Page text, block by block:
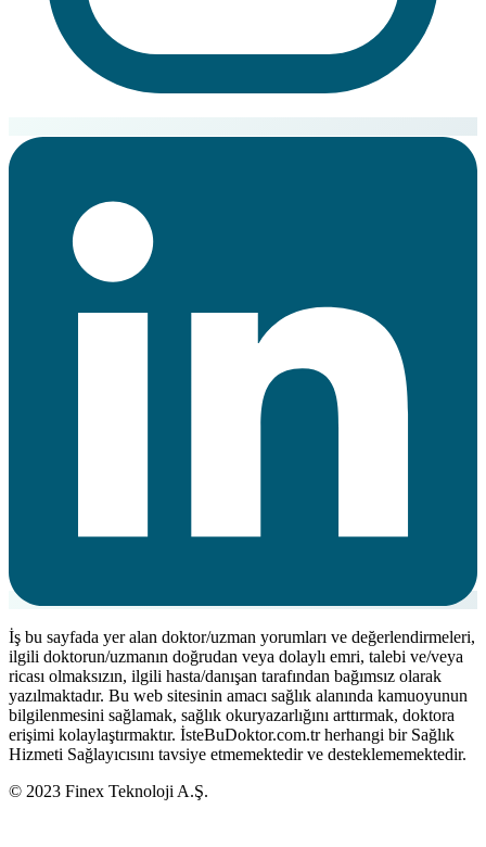
İş bu sayfada yer alan doktor/uzman yorumları ve değerlendirmeleri,
ilgili doktorun/uzmanın doğrudan veya dolaylı emri, talebi ve/veya
ricası olmaksızın, ilgili hasta/danışan tarafından bağımsız olarak
yazılmaktadır. Bu web sitesinin amacı sağlık alanında kamuoyunun
bilgilenmesini sağlamak, sağlık okuryazarlığını arttırmak, doktora
erişimi kolaylaştırmaktır. İsteBuDoktor.com.tr herhangi bir Sağlık
Hizmeti Sağlayıcısını tavsiye etmemektedir ve desteklememektedir.
© 2023 Finex Teknoloji A.Ş.